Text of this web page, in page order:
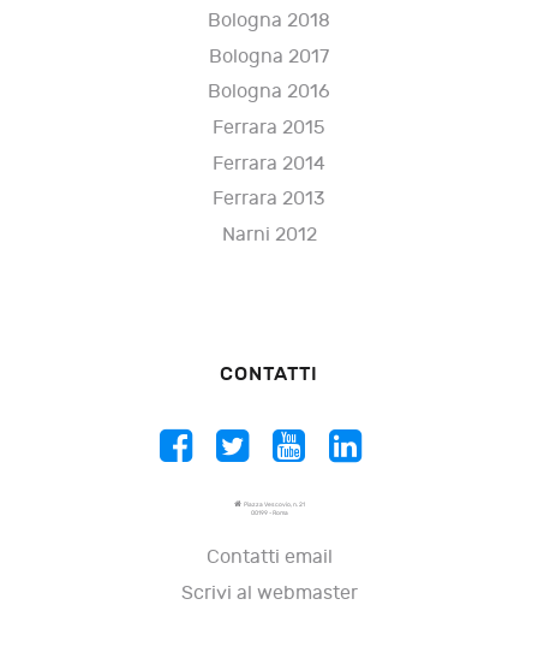
Bologna 2018
Bologna 2017
Bologna 2016
Ferrara 2015
Ferrara 2014
Ferrara 2013
Narni 2012
CONTATTI
Piazza Vescovio, n. 21
00199 - Roma
Contatti email
Scrivi al webmaster